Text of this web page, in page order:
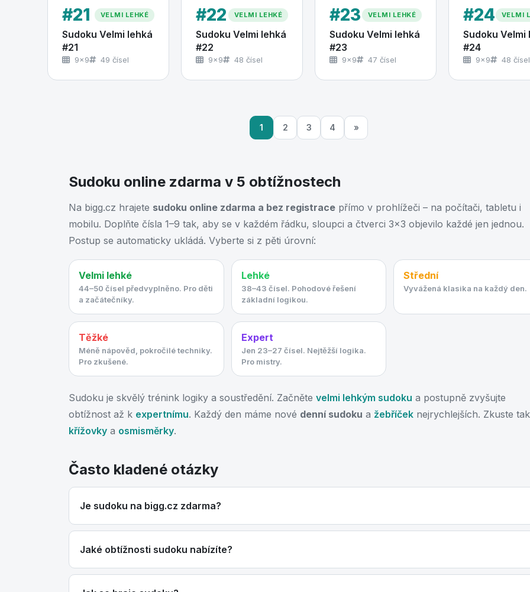
#21 VELMI LEHKÉ
Sudoku Velmi lehká
#21
9×9 49 čísel
#22 VELMI LEHKÉ
Sudoku Velmi lehká
#22
9×9 48 čísel
#23 VELMI LEHKÉ
Sudoku Velmi lehká
#23
9×9 47 čísel
#24 VELMI
Sudoku Velmi
#24
9×9 48 čísel
1 2 3 4 »
Sudoku online zdarma v 5 obtížnostech
Na bigg.cz hrajete sudoku online zdarma a bez registrace přímo v prohlížeči – na počítači, tabletu i
mobilu. Doplňte čísla 1–9 tak, aby se v každém řádku, sloupci a čtverci 3×3 objevilo každé jen jednou.
Postup se automaticky ukládá. Vyberte si z pěti úrovní:
Velmi lehké
44–50 čísel předvyplněno. Pro děti
a začátečníky.
Lehké
38–43 čísel. Pohodové řešení
základní logikou.
Střední
Vyvážená klasika na každý den.
Těžké
Méně nápověd, pokročilé techniky.
Pro zkušené.
Expert
Jen 23–27 čísel. Nejtěžší logika.
Pro mistry.
Sudoku je skvělý trénink logiky a soustředění. Začněte velmi lehkým sudoku a postupně zvyšujte
obtížnost až k expertnímu. Každý den máme nové denní sudoku a žebříček nejrychlejších. Zkuste
křížovky a osmisměrky.
Často kladené otázky
Je sudoku na bigg.cz zdarma?
Jaké obtížnosti sudoku nabízíte?